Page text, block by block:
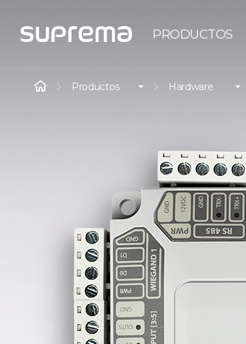
PRODUCTOS
Productos Hardware